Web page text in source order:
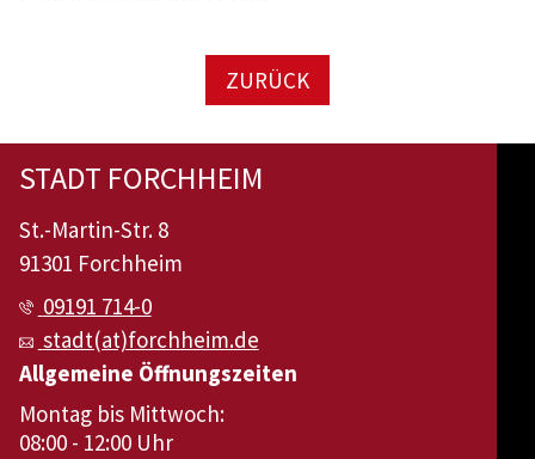
ZURÜCK
STADT FORCHHEIM
St.-Martin-Str. 8
91301 Forchheim
09191 714-0
stadt(at)forchheim.de
Allgemeine Öffnungszeiten
Montag bis Mittwoch:
08:00 - 12:00 Uhr